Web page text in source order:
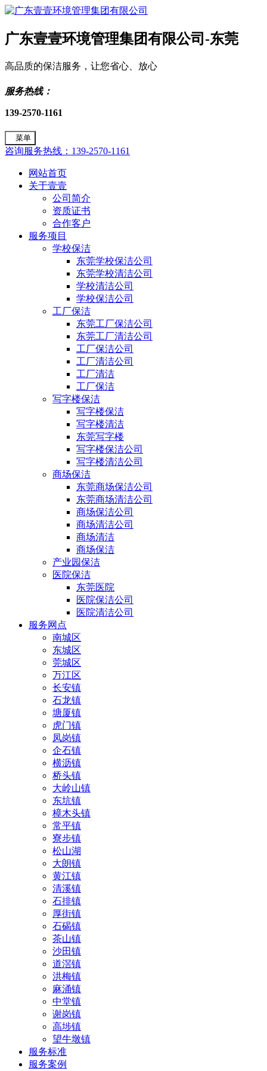
广东壹壹环境管理集团有限公司-东莞
高品质的保洁服务，让您省心、放心
服务热线：
139-2570-1161
菜单
咨询服务热线：139-2570-1161
网站首页
关于壹壹
公司简介
资质证书
合作客户
服务项目
学校保洁
东莞学校保洁公司
东莞学校清洁公司
学校清洁公司
学校保洁公司
工厂保洁
东莞工厂保洁公司
东莞工厂清洁公司
工厂保洁公司
工厂清洁公司
工厂清洁
工厂保洁
写字楼保洁
写字楼保洁
写字楼清洁
东莞写字楼
写字楼保洁公司
写字楼清洁公司
商场保洁
东莞商场保洁公司
东莞商场清洁公司
商场保洁公司
商场清洁公司
商场清洁
商场保洁
产业园保洁
医院保洁
东莞医院
医院保洁公司
医院清洁公司
服务网点
南城区
东城区
莞城区
万江区
长安镇
石龙镇
塘厦镇
虎门镇
凤岗镇
企石镇
横沥镇
桥头镇
大岭山镇
东坑镇
樟木头镇
常平镇
寮步镇
松山湖
大朗镇
黄江镇
清溪镇
石排镇
厚街镇
石碣镇
茶山镇
沙田镇
道滘镇
洪梅镇
麻涌镇
中堂镇
谢岗镇
高埗镇
望牛墩镇
服务标准
服务案例